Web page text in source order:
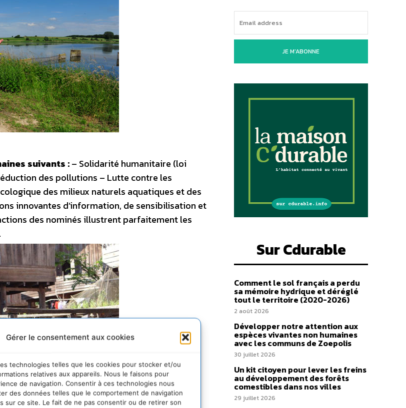
Gérer le consentement aux cookies
technologies telles que les cookies pour stocker et/ou
relatives aux appareils. Nous le faisons pour
de navigation. Consentir à ces technologies nous
des données telles que le comportement de navigation
sur ce site. Le fait de ne pas consentir ou de retirer son
suivants :– Solidarité humanitaire (loi
des pollutions – Lutte contre les
des milieux naturels aquatiques et des
innovantes d’information, de sensibilisation et
des nominés illustrent parfaitement les
JE M'ABONNE
Sur Cdurable
Comment le sol français a perdu
sa mémoire hydrique et déréglé
tout le territoire (2020-2026)
2 août 2026
Développer notre attention aux
espèces vivantes non humaines
avec les communs de Zoepolis
30 juillet 2026
Un kit citoyen pour lever les freins
au développement des forêts
comestibles dans nos villes
29 juillet 2026